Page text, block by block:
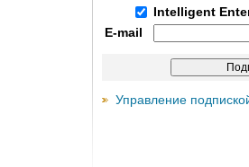
Intelligent
E-mail
Управление